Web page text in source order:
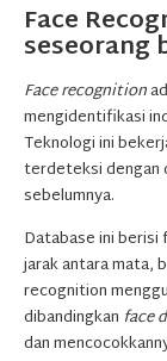
Face
seseorang
Face recognition
mengidentifikasi
Teknologi ini
terdeteksi dengan
sebelumnya.
Database ini
jarak antara mata,
recognition
dibandingkan face
dan